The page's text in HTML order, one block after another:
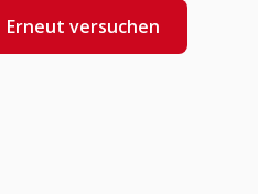
Erneut versuchen